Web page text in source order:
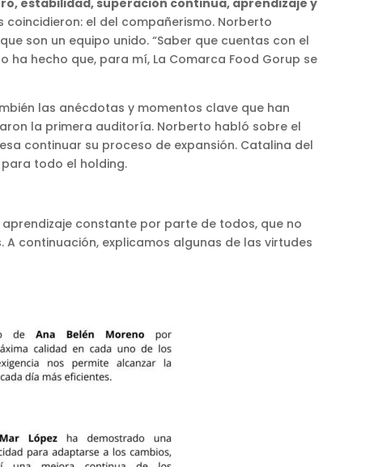
el del compañerismo. Norberto
son un equipo unido. “Saber que cuentas con el
hecho que, para mí, La Comarca Food Gorup se
las anécdotas y momentos clave que han
la primera auditoría. Norberto habló sobre el
continuar su proceso de expansión. Catalina del
todo el holding.
constante por parte de todos, que no
continuación, explicamos algunas de las virtudes